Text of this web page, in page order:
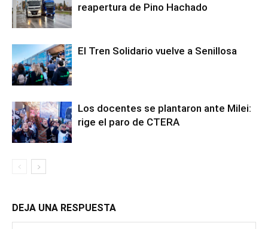
reapertura de Pino Hachado
El Tren Solidario vuelve a Senillosa
Los docentes se plantaron ante Milei:
rige el paro de CTERA
DEJA UNA RESPUESTA